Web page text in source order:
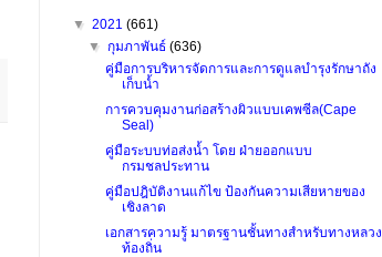
▼ 2021 (661)
▼ กุมภาพันธ์(636)
คู่มือการบริหารจัดการและการดูแลบำรุงรักษาถัง
เก็บน้ำ
การควบคุมงานก่อสร้างผิวแบบเคพซีล(Cape
Seal)
คู่มือระบบท่อส่งน้ำ โดย ฝ่ายออกแบบ
กรมชลประทาน
คู่มือปฎิบัติงานแก้ไข ป้องกันความเสียหายของ
เชิงลาด
เอกสารความรู้ มาตรฐานชั้นทางสำหรับทางหลวง
ท้องถิ่น